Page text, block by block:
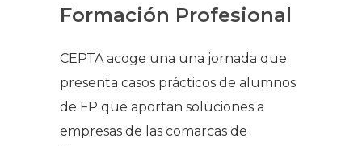
Formación Profesional
CEPTA acoge una una jornada que
presenta casos prácticos de alumnos
de FP que aportan soluciones a
empresas de las comarcas de